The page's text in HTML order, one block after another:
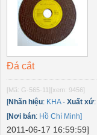
Đá cắt
[Mã: G-565-11][xem: 9456]
[Nhãn hiệu: KHA- Xuất xứ:
[Nơi bán: Hồ Chí Minh]
2011-06-17 16:59:59]